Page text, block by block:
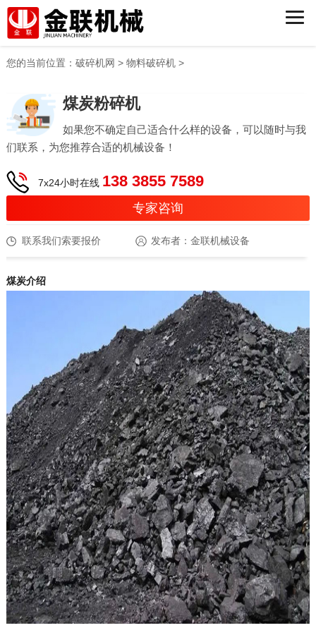
您的当前位置： 破碎机网 > 物料破碎机>
煤炭粉碎机
如果您不确定自己适合什么样的设备，可以随时与我
们联系，为您推荐合适的机械设备！
7x24小时在线 138 3855 7589
专家咨询
联系我们索要报价 发布者：金联机械设备
煤炭介绍